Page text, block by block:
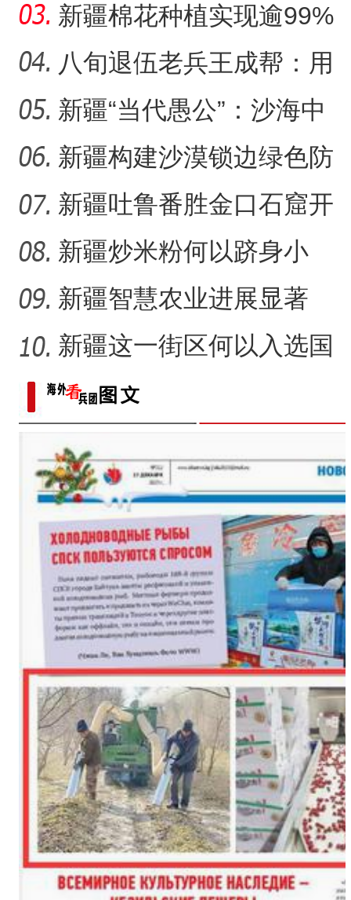
日记记录村子半个多世纪
变
新疆棉花种植实现逾99%
机械化播种
八旬退伍老兵王成帮：用
半生光阴为城市披绿装
新疆“当代愚公”：沙海中
41载“凿”34公里“绿色
新疆构建沙漠锁边绿色防
护带 从“锁边绿化”到“产
新疆吐鲁番胜金口石窟开
放有何特殊意义？
新疆炒米粉何以跻身小
吃“顶流”？
新疆智慧农业进展显著
新疆这一街区何以入选国
家级旅游休闲街区名单？